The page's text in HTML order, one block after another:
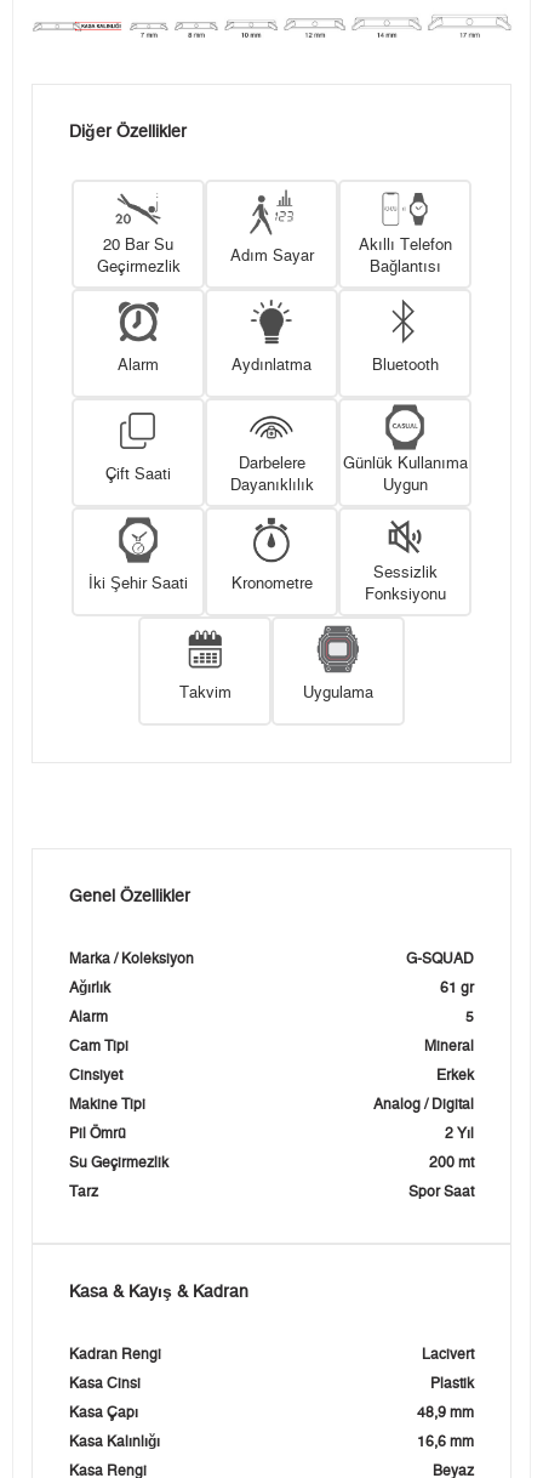
Diğer Özellikler
20 Bar Su
Geçirmezlik
Adım Sayar
Akıllı Telefon
Bağlantısı
Alarm Aydınlatma Bluetooth
Çift Saati
Darbelere
Dayanıklılık
Günlük Kullanıma
Uygun
İki Şehir Saati Kronometre
Sessizlik
Fonksiyonu
Takvim Uygulama
Genel Özellikler
Marka / Koleksiyon
G-SQUAD
Ağırlık
61 gr
Alarm
5
Cam Tipi
Mineral
Cinsiyet
Erkek
Makine Tipi
Analog / Digital
Pil Ömrü
2 Yıl
Su Geçirmezlik
200 mt
Tarz
Spor Saat
Kasa & Kayış & Kadran
Kadran Rengi
Lacivert
Kasa Cinsi
Plastik
Kasa Çapı
48,9 mm
Kasa Kalınlığı
16,6 mm
Kasa Rengi
Beyaz